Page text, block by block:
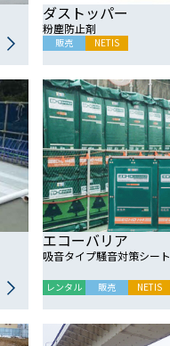
ダストッパー
粉塵防止剤
販売 NETIS
エコーバリア
吸音タイプ騒音対策シート
レンタル 販売 NETIS